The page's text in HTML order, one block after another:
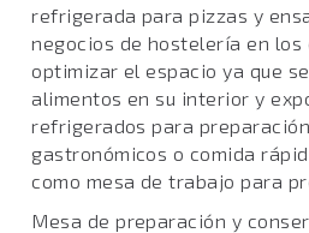
refrigerada para pizzas y
negocios de hostelería en los
optimizar el espacio ya que
alimentos en su interior y
refrigerados para
gastronómicos o comida
como mesa de trabajo para
Mesa de preparación y